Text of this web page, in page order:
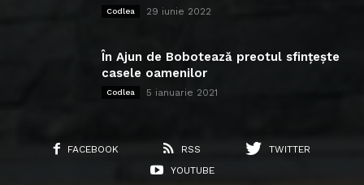
Codlea 29 iunie 2022
În Ajun de Bobotează preotul sfințește
casele oamenilor
Codlea 5 ianuarie 2021
FACEBOOK RSS
TWITTER
YOUTUBE